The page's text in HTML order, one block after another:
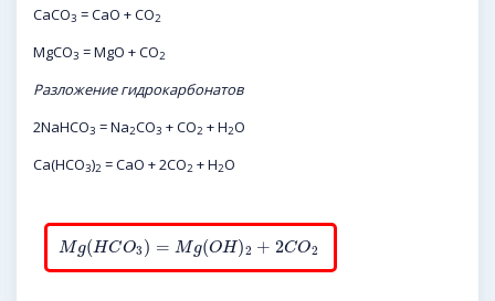
CaCO3 = CaO + CO2
MgCO3 = MgO + CO2
Разложение гидрокарбонатов
2NaHCO3 = Na2CO3 + CO2 + H2O
Ca(HCO3)2 = CaO + 2CO2 + H2O
Mg(HCO3) = Mg(OH)2 + 2CO2